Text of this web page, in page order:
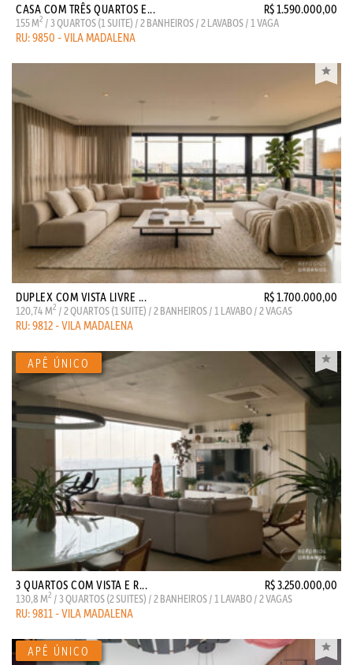
CASA COM TRÊS QUARTOS E... R$ 1.590.000,00
155 M2 / 3 QUARTOS (1 SUITE) / 2 BANHEIROS / 2 LAVABOS / 1 VAGA
RU: 9850 - VILA MADALENA
DUPLEX COM VISTA LIVRE ... R$ 1.700.000,00
120,74 M2 / 2 QUARTOS (1 SUITE) / 2 BANHEIROS / 1 LAVABO / 2 VAGAS
RU: 9812 - VILA MADALENA
3 QUARTOS COM VISTA E R... R$ 3.250.000,00
130,8 M2 / 3 QUARTOS (2 SUITES) / 2 BANHEIROS / 1 LAVABO / 2 VAGAS
RU: 9811 - VILA MADALENA